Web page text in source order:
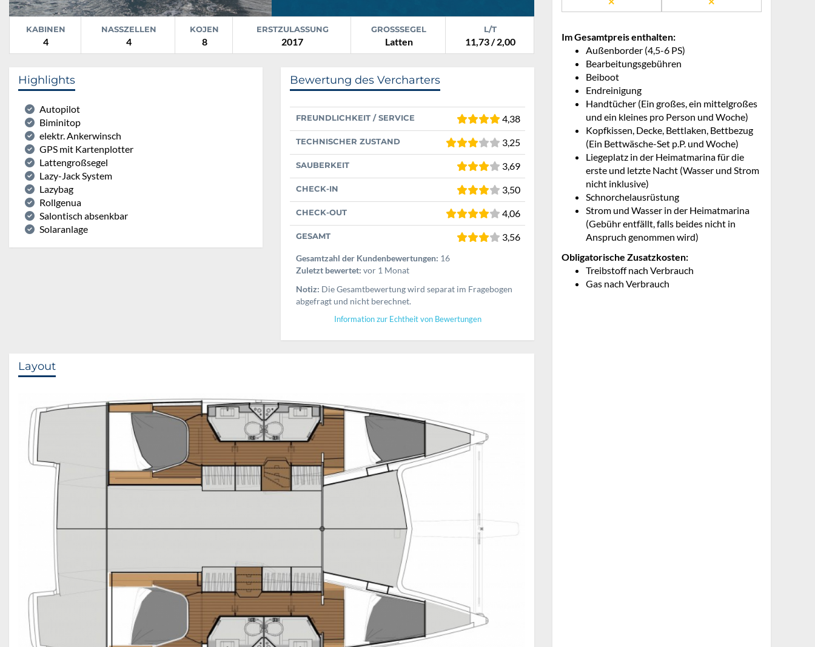
KABINEN
4
NASSZELLEN
4
KOJEN
8
ERSTZULASSUNG
2017
GROSSSEGEL
Latten
L/T
11,73 / 2,00
Highlights
Autopilot
Biminitop
elektr. Ankerwinsch
GPS mit Kartenplotter
Lattengroßsegel
Lazy-Jack System
Lazybag
Rollgenua
Salontisch absenkbar
Solaranlage
Bewertung des Vercharters
FREUNDLICHKEIT / SERVICE 4,38
TECHNISCHER ZUSTAND 3,25
SAUBERKEIT 3,69
CHECK-IN 3,50
CHECK-OUT 4,06
GESAMT 3,56
Gesamtzahl der Kundenbewertungen: 16
Zuletzt bewertet: vor 1 Monat
Notiz: Die Gesamtbewertung wird separat im Fragebogen
abgefragt und nicht berechnet.
Information zur Echtheit von Bewertungen
Layout
Im Gesamtpreis enthalten:
Außenborder (4,5-6 PS)
Bearbeitungsgebühren
Beiboot
Endreinigung
Handtücher (Ein großes, ein mittelgroßes
und ein kleines pro Person und Woche)
Kopfkissen, Decke, Bettlaken, Bettbezug
(Ein Bettwäsche-Set p.P. und Woche)
Liegeplatz in der Heimatmarina für die
erste und letzte Nacht (Wasser und Strom
nicht inklusive)
Schnorchelausrüstung
Strom und Wasser in der Heimatmarina
(Gebühr entfällt, falls beides nicht in
Anspruch genommen wird)
Obligatorische Zusatzkosten:
Treibstoff nach Verbrauch
Gas nach Verbrauch